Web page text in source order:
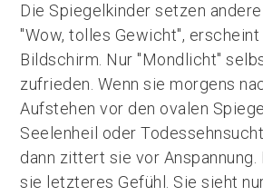
Die Spiegelkinder setzen
"Wow, tolles Gewicht", erscheint
Bildschirm. Nur "Mondlicht"
zufrieden. Wenn sie morgens
Aufstehen vor den ovalen
Seelenheil oder
dann zittert sie vor
sie letzteres Gefühl. Sie sieht